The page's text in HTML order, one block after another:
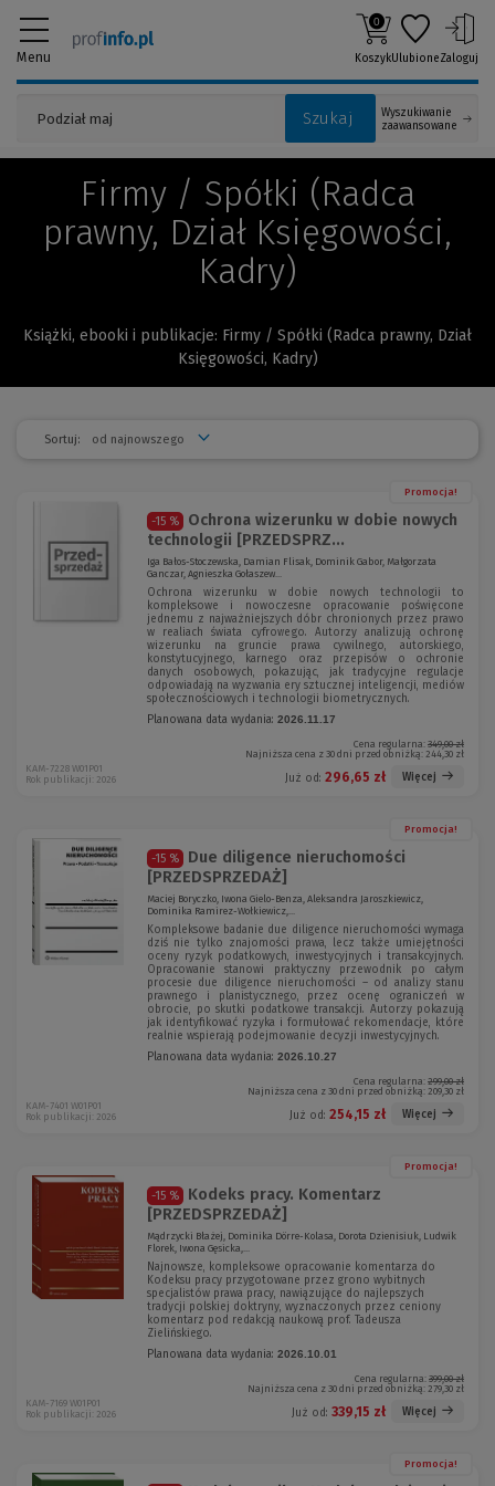
Menu
Szukaj
Wyszukiwanie
zaawansowane
0
KoszykUlubioneZaloguj
Firmy / Spółki (Radca
prawny, Dział Księgowości,
Kadry)
Książki, ebooki i publikacje: Firmy / Spółki (Radca prawny, Dział
Księgowości, Kadry)
Sortuj:
Promocja!
-15 %
Ochrona wizerunku w dobie nowych
technologii [PRZEDSPRZ...
Iga Bałos-Stoczewska, Damian Flisak, Dominik Gabor, Małgorzata
Ganczar, Agnieszka Gołaszew...
Ochrona wizerunku w dobie nowych technologii to
kompleksowe i nowoczesne opracowanie poświęcone
jednemu z najważniejszych dóbr chronionych przez prawo
w realiach świata cyfrowego. Autorzy analizują ochronę
wizerunku na gruncie prawa cywilnego, autorskiego,
konstytucyjnego, karnego oraz przepisów o ochronie
danych osobowych, pokazując, jak tradycyjne regulacje
odpowiadają na wyzwania ery sztucznej inteligencji, mediów
społecznościowych i technologii biometrycznych.
Planowana data wydania: 2026.11.17
Cena regularna: 349,00 zł
Najniższa cena z 30 dni przed obniżką: 244,30 zł
Już od: 296,65 zł Więcej
KAM-7228 W01P01
Rok publikacji: 2026
Promocja!
-15 %
Due diligence nieruchomości
[PRZEDSPRZEDAŻ]
Maciej Boryczko, Iwona Gielo-Benza, Aleksandra Jaroszkiewicz,
Dominika Ramirez-Wołkiewicz,...
Kompleksowe badanie due diligence nieruchomości wymaga
dziś nie tylko znajomości prawa, lecz także umiejętności
oceny ryzyk podatkowych, inwestycyjnych i transakcyjnych.
Opracowanie stanowi praktyczny przewodnik po całym
procesie due diligence nieruchomości – od analizy stanu
prawnego i planistycznego, przez ocenę ograniczeń w
obrocie, po skutki podatkowe transakcji. Autorzy pokazują
jak identyfikować ryzyka i formułować rekomendacje, które
realnie wspierają podejmowanie decyzji inwestycyjnych.
Planowana data wydania: 2026.10.27
Cena regularna: 299,00 zł
Najniższa cena z 30 dni przed obniżką: 209,30 zł
Już od: 254,15 zł Więcej
KAM-7401 W01P01
Rok publikacji: 2026
Promocja!
-15 %
Kodeks pracy. Komentarz
[PRZEDSPRZEDAŻ]
Mądrzycki Błażej, Dominika Dörre-Kolasa, Dorota Dzienisiuk, Ludwik
Florek, Iwona Gęsicka,...
Najnowsze, kompleksowe opracowanie komentarza do
Kodeksu pracy przygotowane przez grono wybitnych
specjalistów prawa pracy, nawiązujące do najlepszych
tradycji polskiej doktryny, wyznaczonych przez ceniony
komentarz pod redakcją naukową prof. Tadeusza
Zielińskiego.
Planowana data wydania: 2026.10.01
Cena regularna: 399,00 zł
Najniższa cena z 30 dni przed obniżką: 279,30 zł
Już od: 339,15 zł Więcej
KAM-7169 W01P01
Rok publikacji: 2026
Promocja!